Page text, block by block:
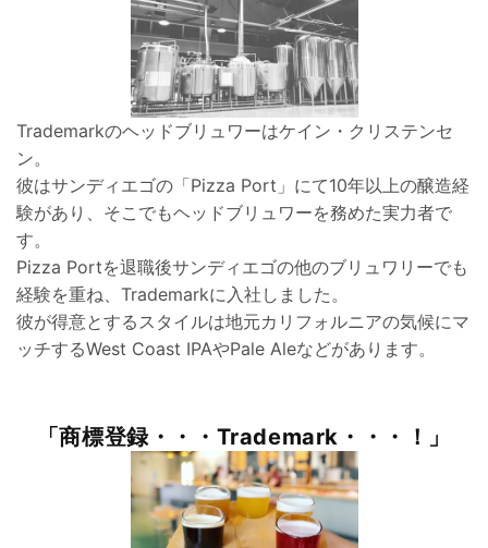
Trademarkのヘッドブリュワーはケイン・クリステンセ
ン。
彼はサンディエゴの「Pizza Port」にて10年以上の醸造経
験があり、そこでもヘッドブリュワーを務めた実力者で
す。
Pizza Portを退職後サンディエゴの他のブリュワリーでも
経験を重ね、Trademarkに入社しました。
彼が得意とするスタイルは地元カリフォルニアの気候にマ
ッチするWest Coast IPAやPale Aleなどがあります。
「商標登録・・・Trademark・・・！」